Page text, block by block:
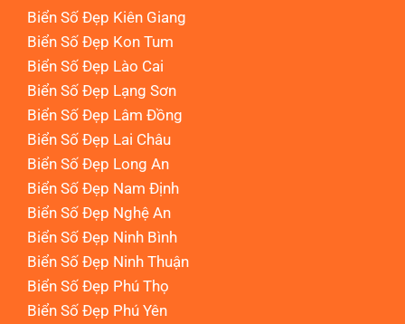
Biển Số Đẹp Kiên Giang
Biển Số Đẹp Kon Tum
Biển Số Đẹp Lào Cai
Biển Số Đẹp Lạng Sơn
Biển Số Đẹp Lâm Đồng
Biển Số Đẹp Lai Châu
Biển Số Đẹp Long An
Biển Số Đẹp Nam Định
Biển Số Đẹp Nghệ An
Biển Số Đẹp Ninh Bình
Biển Số Đẹp Ninh Thuận
Biển Số Đẹp Phú Thọ
Biển Số Đẹp Phú Yên